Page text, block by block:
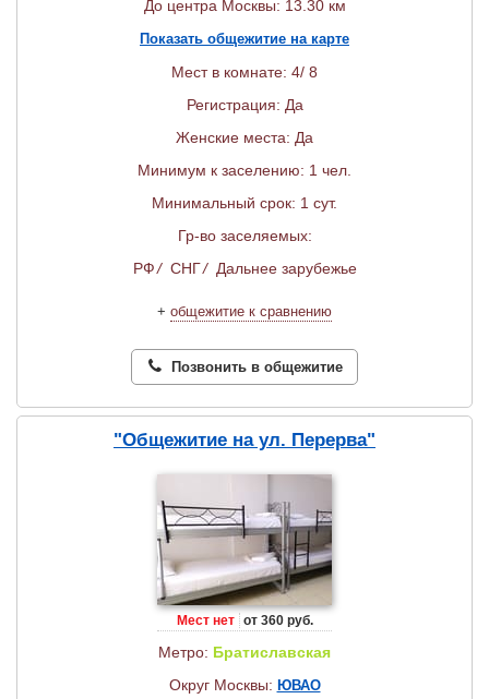
До центра Москвы: 13.30 км
Показать общежитие на карте
Мест в комнате: 4/ 8
Регистрация: Да
Женские места: Да
Минимум к заселению: 1 чел.
Минимальный срок: 1 сут.
Гр-во заселяемых:
РФ/ СНГ/ Дальнее зарубежье
+ общежитие к сравнению
Позвонить в общежитие
"Общежитие на ул. Перерва"
Мест нет от 360 руб.
Метро: Братиславская
Округ Москвы: ЮВАО